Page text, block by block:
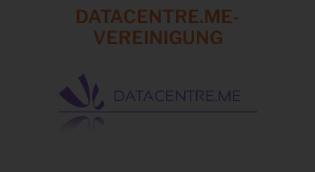
DATACENTRE.ME-
VEREINIGUNG